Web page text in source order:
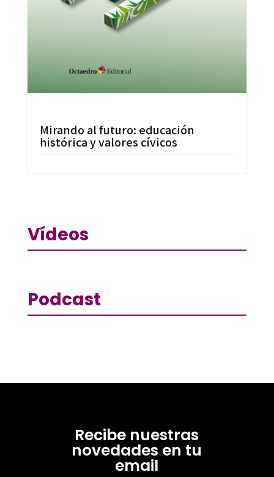
Mirando al futuro: educación
histórica y valores cívicos
Vídeos
Podcast
Recibe nuestras
novedades en tu
email